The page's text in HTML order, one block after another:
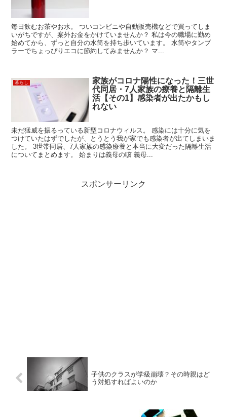
毎日飲むお茶やお水。 ついコンビニや自動販売機などで買ってしま
いがちですが、案外お金をかけていませんか？ 私は今の職場に勤め
始めてから、ずっと自分の水筒を持ち歩いています。 水筒やタンブ
ラーでちょっぴりエコに節約してみませんか？ マ...
暮らし
家族がコロナ陽性になった！三世
代同居・7人家族の療養と隔離生
活【その1】感染者が出たかもし
れない
未だ猛威を振るっている新型コロナウィルス。 感染には十分に気を
つけていたはずでしたが、とうとう我が家でも感染者が出てしまいま
した。 3世帯同居、7人家族の感染療養と本当に大変だった隔離生活
についてまとめます。 始まりは義母の咳 義母...
スポンサーリンク
子供のクラスが学級崩壊？その時親はど
う対処すればよいのか